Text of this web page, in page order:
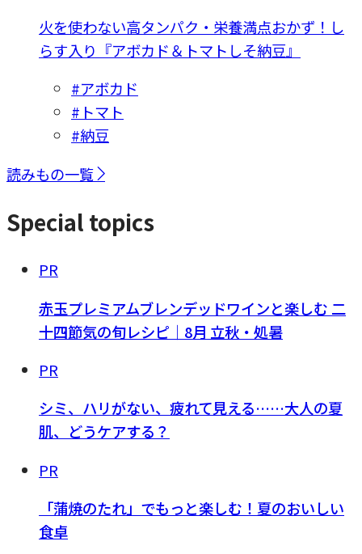
火を使わない高タンパク・栄養満点おかず！し
らす入り『アボカド＆トマトしそ納豆』
#アボカド
#トマト
#納豆
読みもの一覧
Special topics
PR
赤玉プレミアムブレンデッドワインと楽しむ 二
十四節気の旬レシピ｜8月 立秋・処暑
PR
シミ、ハリがない、疲れて見える……大人の夏
肌、どうケアする？
PR
「蒲焼のたれ」でもっと楽しむ！夏のおいしい
食卓